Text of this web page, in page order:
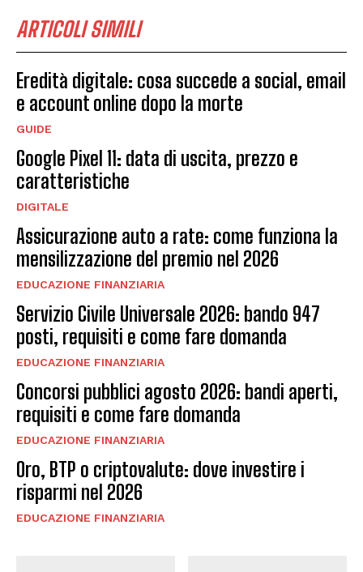
ARTICOLI SIMILI
Eredità digitale: cosa succede a social, email
e account online dopo la morte
GUIDE
Google Pixel 11: data di uscita, prezzo e
caratteristiche
DIGITALE
Assicurazione auto a rate: come funziona la
mensilizzazione del premio nel 2026
EDUCAZIONE FINANZIARIA
Servizio Civile Universale 2026: bando 947
posti, requisiti e come fare domanda
EDUCAZIONE FINANZIARIA
Concorsi pubblici agosto 2026: bandi aperti,
requisiti e come fare domanda
EDUCAZIONE FINANZIARIA
Oro, BTP o criptovalute: dove investire i
risparmi nel 2026
EDUCAZIONE FINANZIARIA